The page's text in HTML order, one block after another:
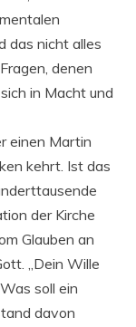
das nicht alles
denen
in Macht und
einen Martin
kehrt. Ist das
der Kirche
Glauben an
„Dein Wille
soll ein
davon